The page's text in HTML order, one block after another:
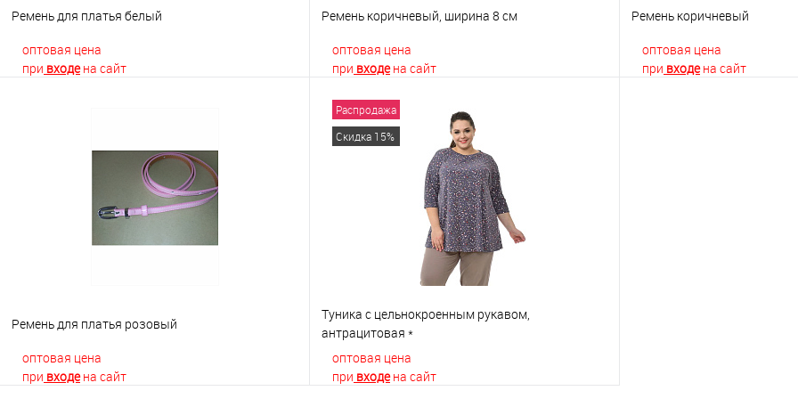
Ремень для платья белый
оптовая цена
при входена сайт
К сравнению
В наличии
Ремень коричневый, ширина 8 см
оптовая цена
при входена сайт
В корзину
В наличии
Ремень коричневый
оптовая цена
при входена сайт
Ремень для платья розовый
оптовая цена
при входена сайт
Распродажа
Скидка 15%
Туника с цельнокроенным рукавом,
антрацитовая *
оптовая цена
при входена сайт